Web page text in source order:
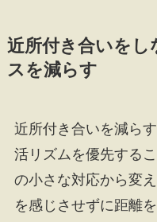
近所付き合いをし
スを減らす
近所付き合いを減ら
活リズムを優先する
の小さな対応から変
を感じさせずに距離